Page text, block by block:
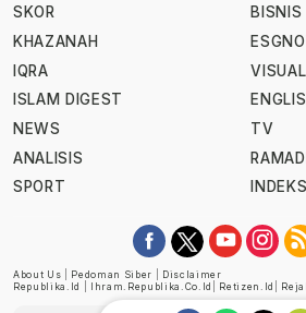
SKOR
KHAZANAH
IQRA
ISLAM DIGEST
NEWS
ANALISIS
SPORT
VISUAL
TV
INDEKS
About Us Pedoman Siber
Disclaimer
Republika.id
Ihram.republika.co.id Retizen.id